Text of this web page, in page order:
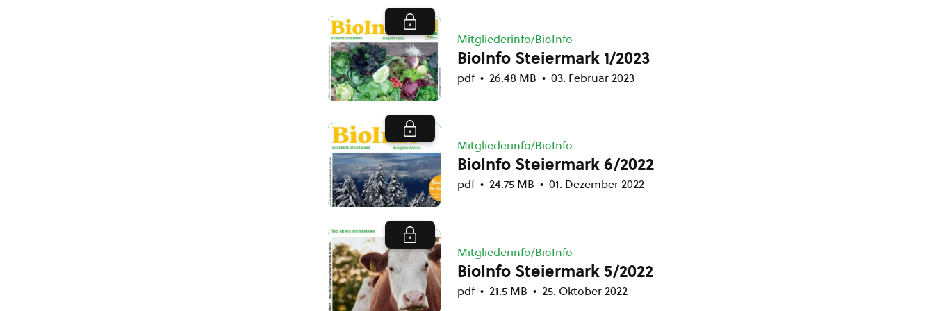
Mitgliederinfo/BioInfo
BioInfo Steiermark 1/2023
pdf 26.48 MB 03. Februar 2023
Mitgliederinfo/BioInfo
BioInfo Steiermark 6/2022
pdf 24.75 MB 01. Dezember 2022
Mitgliederinfo/BioInfo
BioInfo Steiermark 5/2022
pdf 21.5 MB 25. Oktober 2022